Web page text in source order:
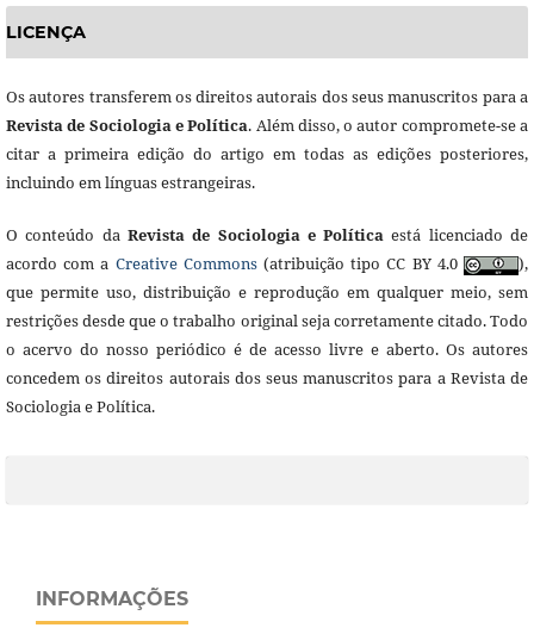
LICENÇA
Os autores transferem os direitos autorais dos seus manuscritos para a
Revista de Sociologia e Política. Além disso, o autor compromete-se a
citar a primeira edição do artigo em todas as edições posteriores,
incluindo em línguas estrangeiras.
O conteúdo da Revista de Sociologia e Política está licenciado de
acordo com a Creative Commons(atribuição tipo CC BY 4.0
),
que permite uso, distribuição e reprodução em qualquer meio, sem
restrições desde que o trabalho original seja corretamente citado. Todo
o acervo do nosso periódico é de acesso livre e aberto. Os autores
concedem os direitos autorais dos seus manuscritos para a Revista de
Sociologia e Política.
INFORMAÇÕES